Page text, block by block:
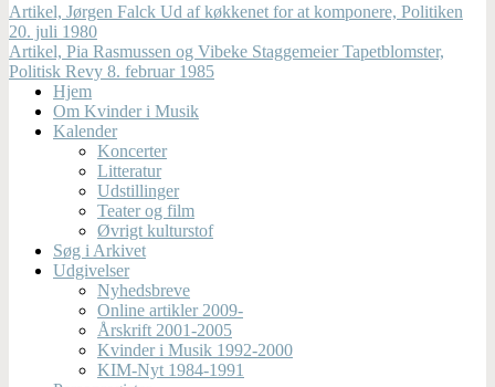
Artikel, Jørgen Falck Ud af køkkenet for at komponere, Politiken
20. juli 1980
Artikel, Pia Rasmussen og Vibeke Staggemeier Tapetblomster,
Politisk Revy 8. februar 1985
Hjem
Om Kvinder i Musik
Kalender
Koncerter
Litteratur
Udstillinger
Teater og film
Øvrigt kulturstof
Søg i Arkivet
Udgivelser
Nyhedsbreve
Online artikler 2009-
Årskrift 2001-2005
Kvinder i Musik 1992-2000
KIM-Nyt 1984-1991